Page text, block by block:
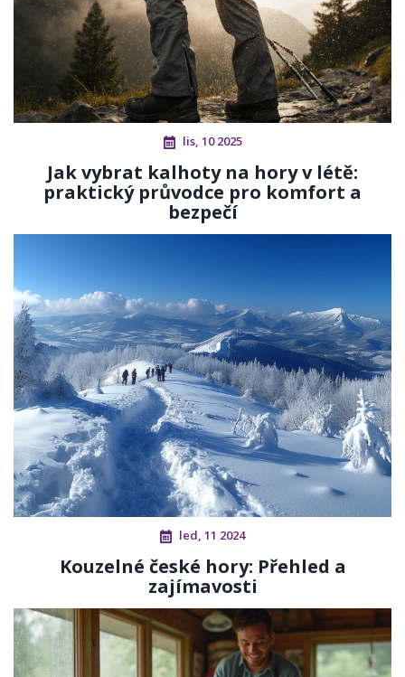
lis, 10 2025
Jak vybrat kalhoty na hory v létě:
praktický průvodce pro komfort a
bezpečí
led, 11 2024
Kouzelné české hory: Přehled a
zajímavosti